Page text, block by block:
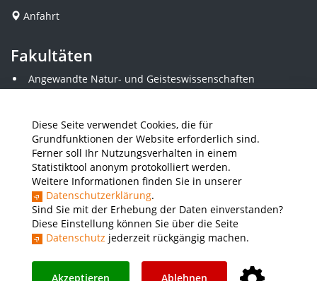
Diese Seite verwendet Cookies, die für
Grundfunktionen der Website erforderlich sind.
Ferner soll Ihr Nutzungsverhalten in einem
Statistiktool anonym protokolliert werden.
Weitere Informationen finden Sie in unserer
Datenschutzerklärung.
Sind Sie mit der Erhebung der Daten einverstanden?
Diese Einstellung können Sie über die Seite
Datenschutz jederzeit rückgängig machen.
Akzeptieren Ablehnen
Anfahrt
Fakultäten
Angewandte Natur- und Geisteswissenschaften
Angewandte Sozialwissenschaften
Elektrotechnik
Gestaltung
Informatik und Wirtschaftsinformatik
Kunststofftechnik und Vermessung
Maschinenbau
THWS Business School
Wirtschaftsingenieurwesen
Presse
Instagram YouTube LinkedIn